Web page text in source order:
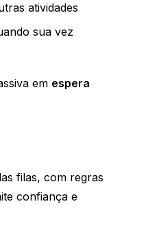
atividades
sua vez
em espera
filas, com regras
confiança e